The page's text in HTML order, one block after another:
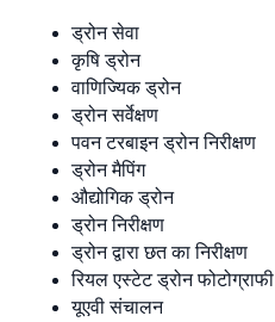
ड्रोन सेवा
कृषि ड्रोन
वाणिज्यिक ड्रोन
ड्रोन सर्वेक्षण
पवन टरबाइन ड्रोन निरीक्षण
ड्रोन मैपिंग
औद्योगिक ड्रोन
ड्रोन निरीक्षण
ड्रोन द्वारा छत का निरीक्षण
रियल एस्टेट ड्रोन फोटोग्राफी
यूएवी संचालन